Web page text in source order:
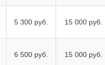
5 300 руб. 15 000 руб.
6 500 руб. 15 000 руб.